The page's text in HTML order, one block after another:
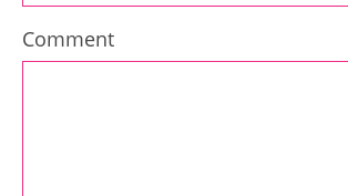
Comment